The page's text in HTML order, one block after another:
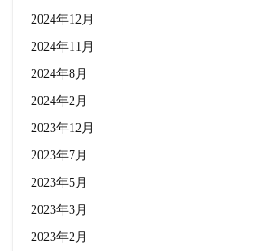
2024年12月
2024年11月
2024年8月
2024年2月
2023年12月
2023年7月
2023年5月
2023年3月
2023年2月